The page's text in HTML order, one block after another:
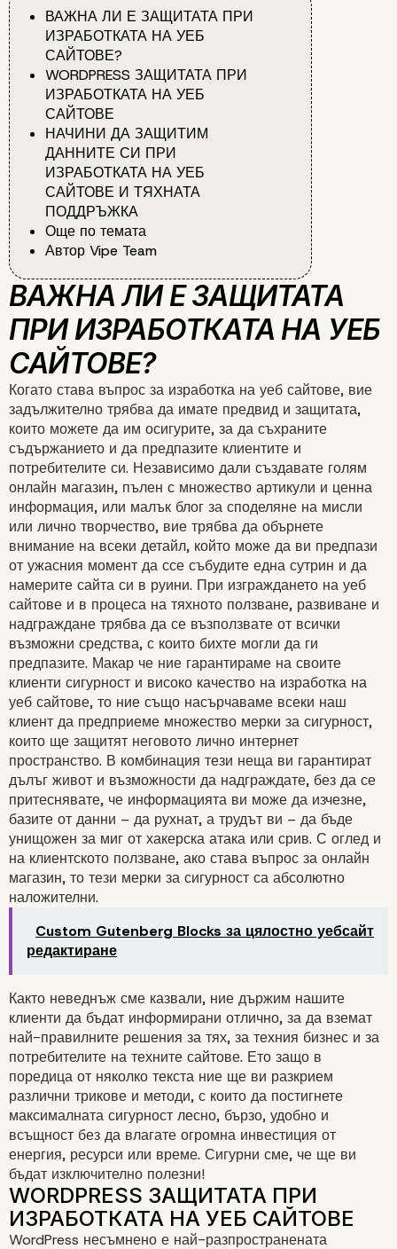
ВАЖНА ЛИ Е ЗАЩИТАТА ПРИ
ИЗРАБОТКАТА НА УЕБ
САЙТОВЕ?
WORDPRESS ЗАЩИТАТА ПРИ
ИЗРАБОТКАТА НА УЕБ
САЙТОВЕ
НАЧИНИ ДА ЗАЩИТИМ
ДАННИТЕ СИ ПРИ
ИЗРАБОТКАТА НА УЕБ
САЙТОВЕ И ТЯХНАТА
ПОДДРЪЖКА
Още по темата
Автор Vipe Team
ВАЖНА ЛИ Е
ПРИ ИЗРАБОТКАТА
САЙТОВЕ?
Когато става въпрос за изработка на уеб сайтове, вие
задължително трябва да имате предвид и защитата,
които можете да им осигурите, за да съхраните
съдържанието и да предпазите клиентите и
потребителите си. Независимо дали създавате голям
онлайн магазин, пълен с множество артикули и ценна
информация, или малък блог за споделяне на мисли
или лично творчество, вие трябва да обърнете
внимание на всеки детайл, който може да ви предпази
от ужасния момент да ссе събудите една сутрин и да
намерите сайта си в руини. При изграждането на уеб
сайтове и в процеса на тяхното ползване, развиване и
надграждане трябва да се възползвате от всички
възможни средства, с които бихте могли да ги
предпазите. Макар че ние гарантираме на своите
клиенти сигурност и високо качество на изработка на
уеб сайтове, то ние също насърчаваме всеки наш
клиент да предприеме множество мерки за сигурност,
които ще защитят неговото лично интернет
пространство. В комбинация тези неща ви гарантират
дълъг живот и възможности да надграждате, без да се
притеснявате, че информацията ви може да изчезне,
базите от данни – да рухнат, а трудът ви – да бъде
унищожен за миг от хакерска атака или срив. С оглед и
на клиентското ползване, ако става въпрос за онлайн
магазин, то тези мерки за сигурност са абсолютно
наложителни.
Custom Gutenberg Blocks за цялостно уебсайт
редактиране
Както неведнъж сме казвали, ние държим нашите
клиенти да бъдат информирани отлично, за да вземат
най-правилните решения за тях, за техния бизнес и за
потребителите на техните сайтове. Ето защо в
поредица от няколко текста ние ще ви разкрием
различни трикове и методи, с които да постигнете
максималната сигурност лесно, бързо, удобно и
всъщност без да влагате огромна инвестиция от
енергия, ресурси или време. Сигурни сме, че ще ви
бъдат изключително полезни!
WordPress несъмнено е най-разпространената